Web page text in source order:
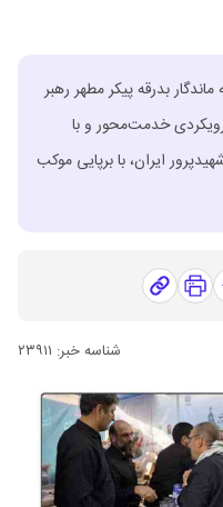
تیرماه ۱۴۰۵ و حماسه ماندگار بدرقه پیکر مطهر رهبر
خدمت‌محور و با
ایران، با برپایی موکب
شناسه خبر: ۲۳۹۱۱